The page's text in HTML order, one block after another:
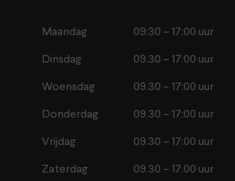
Maandag 09:30 – 17:00 uur
Dinsdag 09.30 – 17:00 uur
Woensdag 09.30 – 17:00 uur
Donderdag 09.30 – 17:00 uur
Vrijdag 09.30 – 17:00 uur
Zaterdag 09.30 – 17.00 uur